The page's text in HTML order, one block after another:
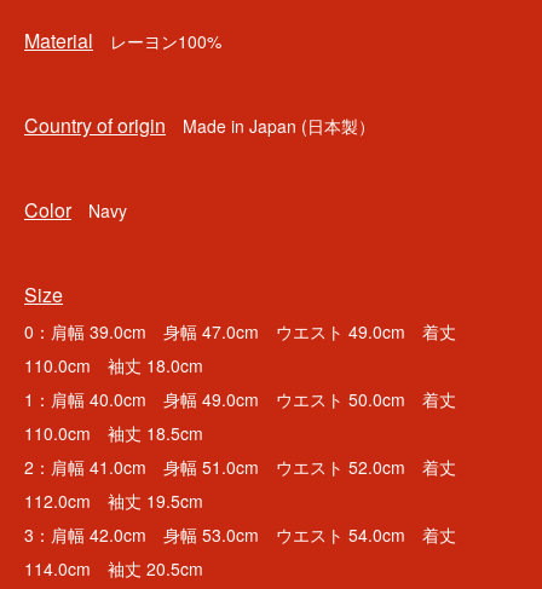
Material レーヨン100%
Country of origin Made in Japan (日本製）
ColorNavy
Size
0：肩幅 39.0cm 身幅 47.0cm ウエスト 49.0cm 着丈
110.0cm 袖丈 18.0cm
1：肩幅 40.0cm 身幅 49.0cm ウエスト 50.0cm 着丈
110.0cm 袖丈 18.5cm
2：肩幅 41.0cm 身幅 51.0cm ウエスト 52.0cm 着丈
112.0cm 袖丈 19.5cm
3：肩幅 42.0cm 身幅 53.0cm ウエスト 54.0cm 着丈
114.0cm 袖丈 20.5cm